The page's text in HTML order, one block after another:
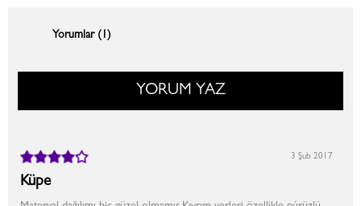
Yorumlar (1)
YORUM YAZ
Küpe
3 Şub 2017